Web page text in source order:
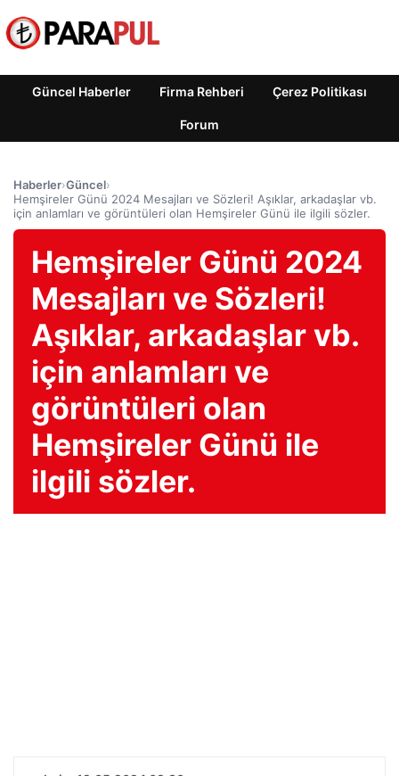
Güncel Haberler Firma Rehberi Çerez Politikası
Forum
Haberler›Güncel›
Hemşireler Günü 2024 Mesajları ve Sözleri! Aşıklar, arkadaşlar vb.
için anlamları ve görüntüleri olan Hemşireler Günü ile ilgili sözler.
Hemşireler Günü 2024
Mesajları ve Sözleri!
Aşıklar, arkadaşlar vb.
için anlamları ve
görüntüleri olan
Hemşireler Günü ile
ilgili sözler.